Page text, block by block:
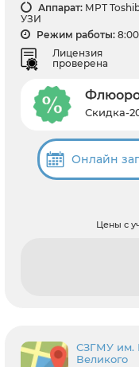
Аппарат: МРТ
УЗИ
Режим работы:
Лицензия
проверена
Скидка-
Онлайн
Цены с
СЗГМУ им.
Великого